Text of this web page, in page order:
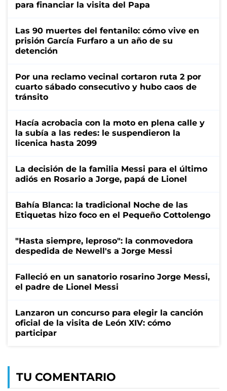
para financiar la visita del Papa
Las 90 muertes del fentanilo: cómo vive en
prisión García Furfaro a un año de su
detención
Por una reclamo vecinal cortaron ruta 2 por
cuarto sábado consecutivo y hubo caos de
tránsito
Hacía acrobacia con la moto en plena calle y
la subía a las redes: le suspendieron la
licenica hasta 2099
La decisión de la familia Messi para el último
adiós en Rosario a Jorge, papá de Lionel
Bahía Blanca: la tradicional Noche de las
Etiquetas hizo foco en el Pequeño Cottolengo
"Hasta siempre, leproso": la conmovedora
despedida de Newell's a Jorge Messi
Falleció en un sanatorio rosarino Jorge Messi,
el padre de Lionel Messi
Lanzaron un concurso para elegir la canción
oficial de la visita de León XIV: cómo
participar
TU COMENTARIO